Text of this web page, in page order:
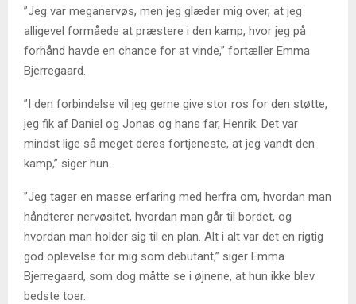
”Jeg var meganervøs, men jeg glæder mig over, at jeg
alligevel formåede at præstere i den kamp, hvor jeg på
forhånd havde en chance for at vinde,” fortæller Emma
Bjerregaard.
”I den forbindelse vil jeg gerne give stor ros for den støtte,
jeg fik af Daniel og Jonas og hans far, Henrik. Det var
mindst lige så meget deres fortjeneste, at jeg vandt den
kamp,” siger hun.
”Jeg tager en masse erfaring med herfra om, hvordan man
håndterer nervøsitet, hvordan man går til bordet, og
hvordan man holder sig til en plan. Alt i alt var det en rigtig
god oplevelse for mig som debutant,” siger Emma
Bjerregaard, som dog måtte se i øjnene, at hun ikke blev
bedste toer.